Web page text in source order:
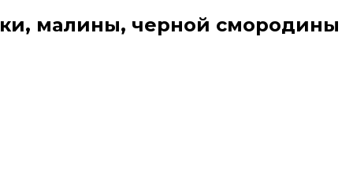
малины, черной смородины